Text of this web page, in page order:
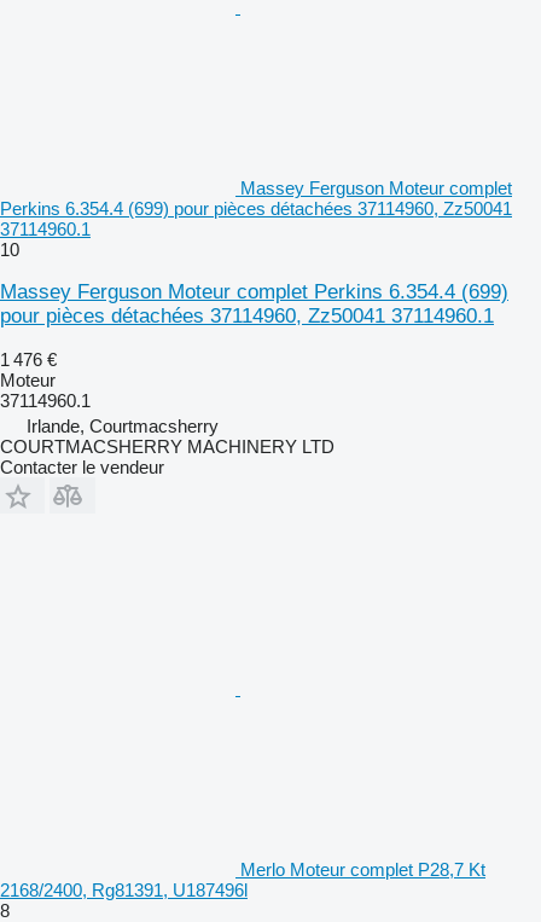
Massey Ferguson Moteur complet
Perkins 6.354.4 (699) pour pièces détachées 37114960, Zz50041
37114960.1
10
Massey Ferguson Moteur complet Perkins 6.354.4 (699)
pour pièces détachées 37114960, Zz50041 37114960.1
1 476 €
Moteur
37114960.1
Irlande, Courtmacsherry
COURTMACSHERRY MACHINERY LTD
Contacter le vendeur
Merlo Moteur complet P28,7 Kt
2168/2400, Rg81391, U187496l
8